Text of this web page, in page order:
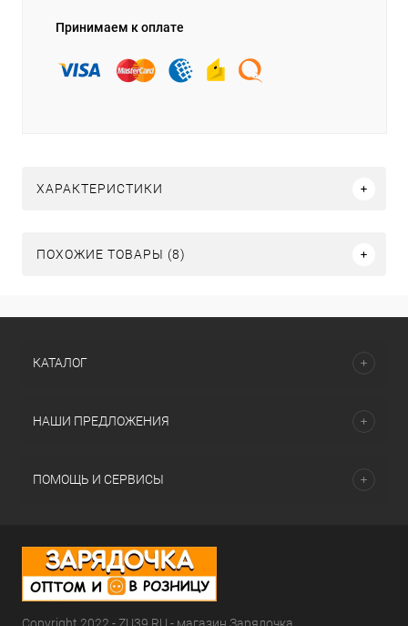
Принимаем к оплате
ХАРАКТЕРИСТИКИ
ПОХОЖИЕ ТОВАРЫ (8)
КАТАЛОГ
НАШИ ПРЕДЛОЖЕНИЯ
ПОМОЩЬ И СЕРВИСЫ